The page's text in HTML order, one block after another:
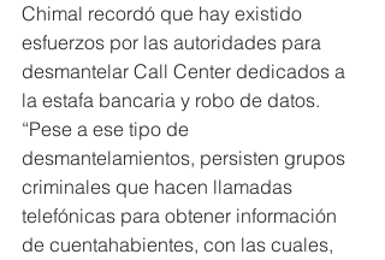
Chimal recordó que hay existido
esfuerzos por las autoridades para
desmantelar Call Center dedicados a
la estafa bancaria y robo de datos.
“Pese a ese tipo de
desmantelamientos, persisten grupos
criminales que hacen llamadas
telefónicas para obtener información
de cuentahabientes, con las cuales,